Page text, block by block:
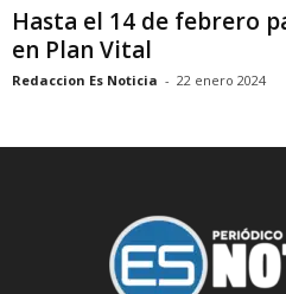
Hasta el 14 de febrero
en Plan Vital
Redaccion Es Noticia - 22 enero 2024